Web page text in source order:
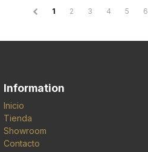
1 2 3 4 5 6
Information
Inicio
Tienda
Showroom
Contacto